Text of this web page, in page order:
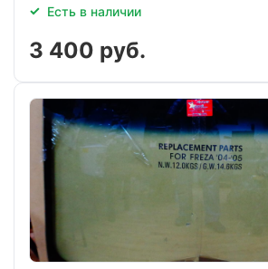
Есть в наличии
3 400 руб.